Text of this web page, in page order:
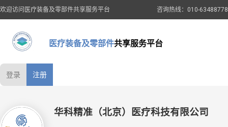
欢迎访问医疗装备及零部件共享服务平台 咨询热线：010-63488778
医疗装备及零部件共享服务平台
登录 注册
华科精准（北京）医疗科技有限公司